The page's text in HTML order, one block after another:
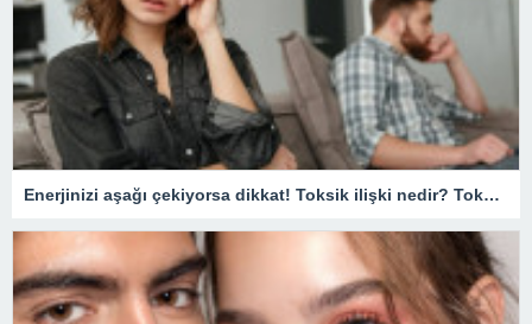
Enerjinizi aşağı çekiyorsa dikkat! Toksik ilişki nedir? Toksik ilişki nasıl anlaşılır, düzelir mi?